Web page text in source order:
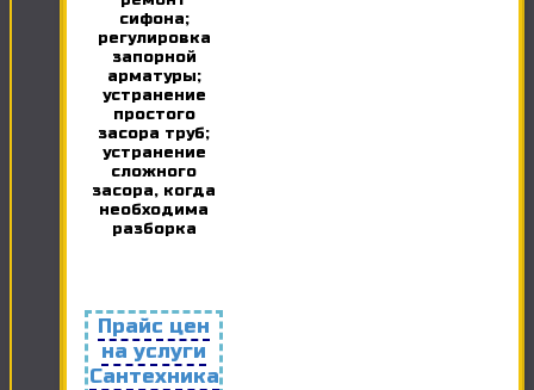
сифона;
регулировка
запорной
арматуры;
устранение
простого
засора труб;
устранение
сложного
засора, когда
необходима
разборка
Прайс цен
на услуги
Сантехника